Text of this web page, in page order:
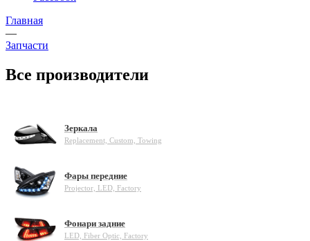
Главная
—
Запчасти
Все производители
Зеркала
Replacement, Custom, Towing
Фары передние
Projector, LED, Factory
Фонари задние
LED, Fiber Optic, Factory